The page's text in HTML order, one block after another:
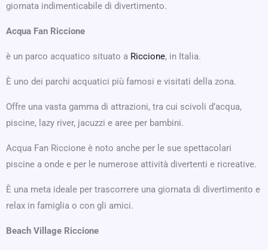
giornata indimenticabile di divertimento.
Acqua Fan Riccione
è un parco acquatico situato a Riccione, in Italia.
È uno dei parchi acquatici più famosi e visitati della zona.
Offre una vasta gamma di attrazioni, tra cui scivoli d’acqua,
piscine, lazy river, jacuzzi e aree per bambini.
Acqua Fan Riccione è noto anche per le sue spettacolari
piscine a onde e per le numerose attività divertenti e ricreative.
È una meta ideale per trascorrere una giornata di divertimento e
relax in famiglia o con gli amici.
Beach Village Riccione